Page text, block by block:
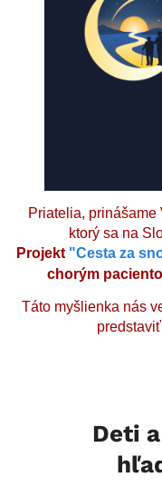
Priatelia, prinášame
ktorý sa na
Projekt "Cesta za
chorým
Táto myšlienka nás
Deti